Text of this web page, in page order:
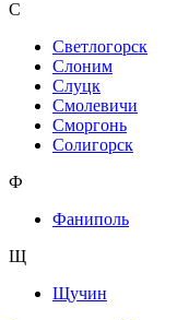
С
Светлогорск
Слоним
Слуцк
Смолевичи
Сморгонь
Солигорск
Ф
Фаниполь
Щ
Щучин